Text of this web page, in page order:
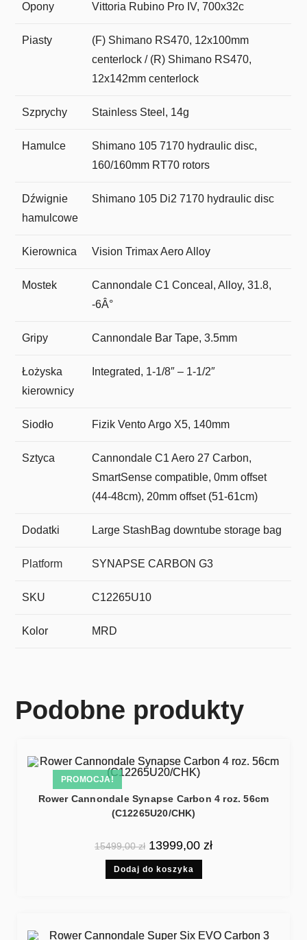
Opony Vittoria Rubino Pro IV, 700x32c
Piasty
(F) Shimano RS470, 12x100mm
centerlock / (R) Shimano RS470,
12x142mm centerlock
Szprychy Stainless Steel, 14g
Hamulce
Shimano 105 7170 hydraulic disc,
160/160mm RT70 rotors
Dźwignie
hamulcowe
Shimano 105 Di2 7170 hydraulic disc
Kierownica Vision Trimax Aero Alloy
Mostek
Cannondale C1 Conceal, Alloy, 31.8,
-6Â°
Gripy Cannondale Bar Tape, 3.5mm
Łożyska
kierownicy
Integrated, 1-1/8″ – 1-1/2″
Siodło Fizik Vento Argo X5, 140mm
Sztyca
Cannondale C1 Aero 27 Carbon,
SmartSense compatible, 0mm offset
(44-48cm), 20mm offset (51-61cm)
Dodatki Large StashBag downtube storage bag
Platform SYNAPSE CARBON G3
SKU C12265U10
Kolor MRD
Podobne produkty
PROMOCJA!
Rower Cannondale Synapse Carbon 4 roz. 56cm
(C12265U20/CHK)
15499,00zł 13999,00 zł
Dodaj do koszyka